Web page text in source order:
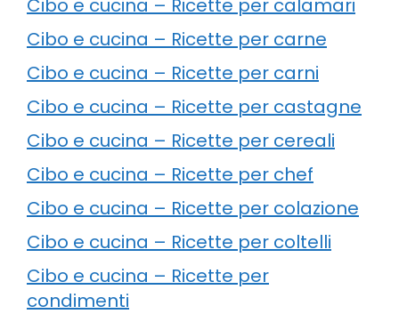
Cibo e cucina – Ricette per carne
Cibo e cucina – Ricette per carni
Cibo e cucina – Ricette per castagne
Cibo e cucina – Ricette per cereali
Cibo e cucina – Ricette per chef
Cibo e cucina – Ricette per colazione
Cibo e cucina – Ricette per coltelli
Cibo e cucina – Ricette per
condimenti